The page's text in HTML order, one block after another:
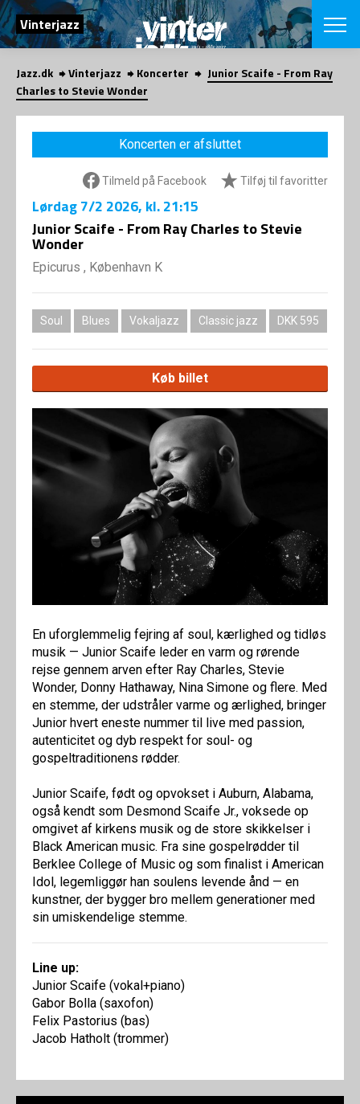
SØG
Vinterjazz
English
VÆLG
VINTERJAZZ
Temaer
LOCATIONS
App
INFO
Om
Kontakt
SHOP
Jazz.dk Vinterjazz Koncerter
Junior Scaife - From Ray
Charles to Stevie Wonder
Koncerten er afsluttet
Tilmeld på Facebook Tilføj til favoritter
Lørdag7/2 2026, kl. 21:15
Junior Scaife - From Ray Charles to Stevie
Wonder
Epicurus , København K
Soul Blues Vokaljazz Classic jazz DKK 595
Køb billet
En uforglemmelig fejring af soul, kærlighed og tidløs
musik — Junior Scaife leder en varm og rørende
rejse gennem arven efter Ray Charles, Stevie
Wonder, Donny Hathaway, Nina Simone og flere. Med
en stemme, der udstråler varme og ærlighed, bringer
Junior hvert eneste nummer til live med passion,
autenticitet og dyb respekt for soul- og
gospeltraditionens rødder.
Junior Scaife, født og opvokset i Auburn, Alabama,
også kendt som Desmond Scaife Jr., voksede op
omgivet af kirkens musik og de store skikkelser i
Black American music. Fra sine gospelrødder til
Berklee College of Music og som finalist i American
Idol, legemliggør han soulens levende ånd — en
kunstner, der bygger bro mellem generationer med
sin umiskendelige stemme.
Line up:
Junior Scaife (vokal+piano)
Gabor Bolla (saxofon)
Felix Pastorius (bas)
Jacob Hatholt (trommer)